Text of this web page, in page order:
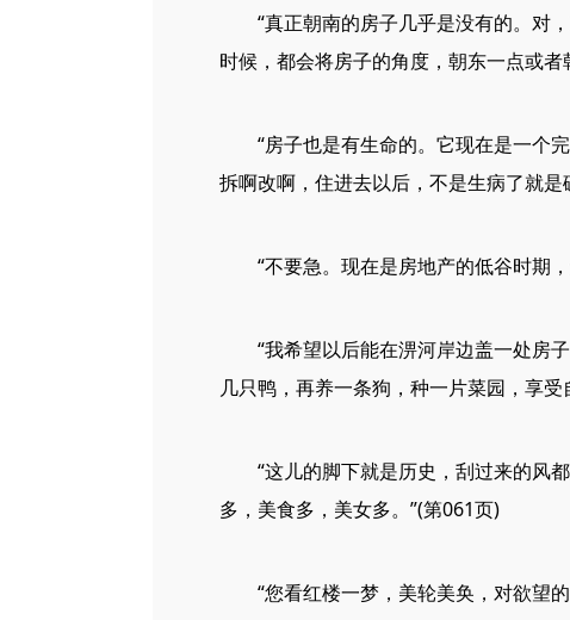
“真正朝南的房子几乎是没有的。对，
时候，都会将房子的角度，朝东一点或者
“房子也是有生命的。它现在是一个完
拆啊改啊，住进去以后，不是生病了就
“不要急。现在是房地产的低谷时期，
“我希望以后能在淠河岸边盖一处房子
几只鸭，再养一条狗，种一片菜园，享
“这儿的脚下就是历史，刮过来的风都
多，美食多，美女多。”(第061页)
“您看红楼一梦，美轮美奂，对欲望的